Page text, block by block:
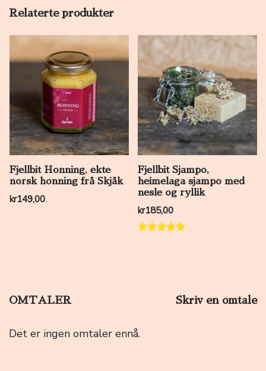
Relaterte produkter
Fjellbit Honning, ekte
norsk honning frå Skjåk
kr149,00
Fjellbit Sjampo,
heimelaga sjampo med
nesle og ryllik
kr185,00
OMTALER Skriv en omtale
Det er ingen omtaler ennå.